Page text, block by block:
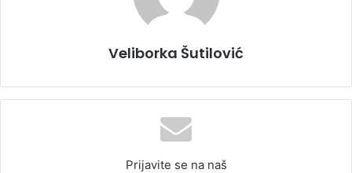
Veliborka Šutilović
Prijavite se na naš